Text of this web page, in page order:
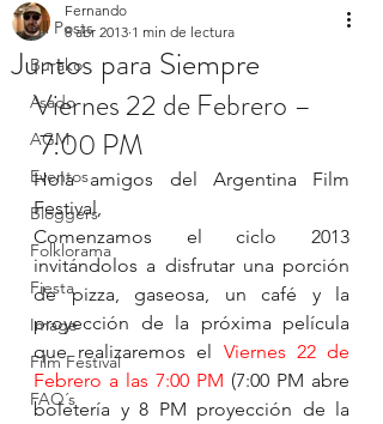
All Posts
Burako
Asado
AGM
Eventos
Bloggers
Folklorama
Fiesta
Image
Film Festival
FAQ´s
Juntos para Siempre
Fernando
8 abr 2013 1 min de lectura
Viernes 22 de Febrero –
7:00 PM
Hola amigos del Argentina Film
Festival,
Comenzamos el ciclo 2013
invitándolos a disfrutar una porción
de pizza, gaseosa, un café y la
proyección de la próxima película
que realizaremos el Viernes 22 de
Febrero a las 7:00 PM (7:00 PM abre
boletería y 8 PM proyección de la